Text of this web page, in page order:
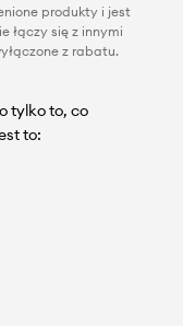
produkty i jest
łączy się z innymi
z rabatu.
tylko to, co
to: